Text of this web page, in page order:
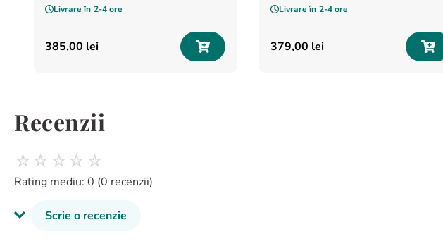
Livrare în 2-4 ore
385,00 lei
Livrare în 2-4 ore
379,00 lei
Recenzii
☆☆ ☆☆ ☆
Rating mediu: 0 (0 recenzii)
Scrie o recenzie